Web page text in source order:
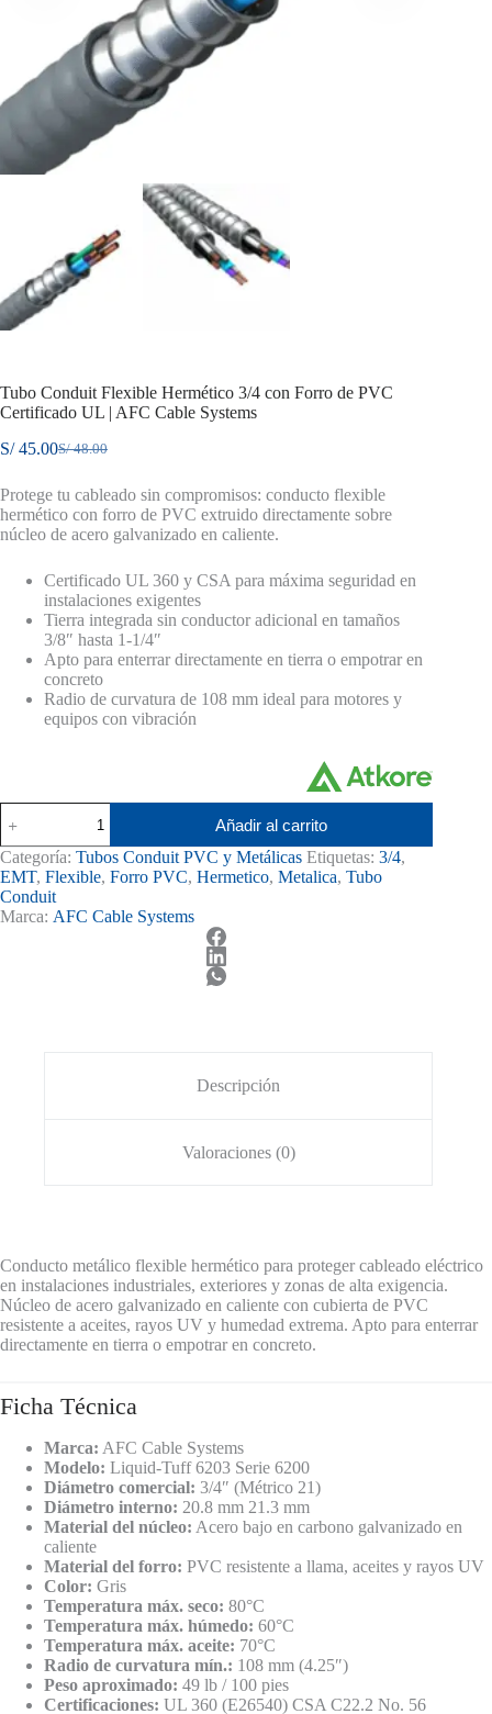
Tubo Conduit Flexible Hermético 3/4 con Forro de PVC
Certificado UL | AFC Cable Systems
S/48.00
El
original
era:
S/ 48.00.
S/45.00El
actual
es:
S/ 45.00.
Protege tu cableado sin compromisos: conducto flexible
hermético con forro de PVC extruido directamente sobre
núcleo de acero galvanizado en caliente.
Certificado UL 360 y CSA para máxima seguridad en
instalaciones exigentes
Tierra integrada sin conductor adicional en tamaños
3/8″ hasta 1-1/4″
Apto para enterrar directamente en tierra o empotrar en
concreto
Radio de curvatura de 108 mm ideal para motores y
equipos con vibración
Conduit
Flexible
Hermético
3/4
con
Forro
Añadir al carrito
Categoría: Tubos Conduit PVC y Metálicas Etiquetas: 3/4,
EMT, Flexible, Forro PVC, Hermetico, Metalica, Tubo
Conduit
Marca: AFC Cable Systems
Descripción
Valoraciones (0)
Conducto metálico flexible hermético para proteger cableado eléctrico
en instalaciones industriales, exteriores y zonas de alta exigencia.
Núcleo de acero galvanizado en caliente con cubierta de PVC
resistente a aceites, rayos UV y humedad extrema. Apto para enterrar
directamente en tierra o empotrar en concreto.
Ficha Técnica
Marca: AFC Cable Systems
Modelo: Liquid-Tuff 6203 Serie 6200
Diámetro comercial: 3/4″ (Métrico 21)
Diámetro interno: 20.8 mm 21.3 mm
Material del núcleo: Acero bajo en carbono galvanizado en
caliente
Material del forro: PVC resistente a llama, aceites y rayos UV
Color: Gris
Temperatura máx. seco: 80°C
Temperatura máx. húmedo: 60°C
Temperatura máx. aceite: 70°C
Radio de curvatura mín.: 108 mm (4.25″)
Peso aproximado: 49 lb / 100 pies
Certificaciones: UL 360 (E26540) CSA C22.2 No. 56